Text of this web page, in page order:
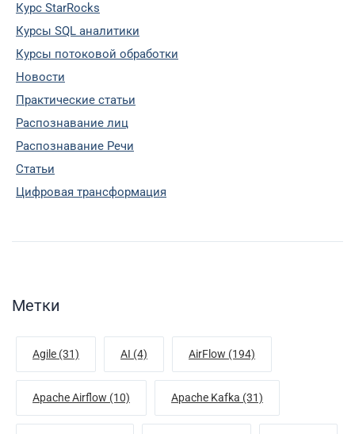
Курс StarRocks
Курсы SQL аналитики
Курсы потоковой обработки
Новости
Практические статьи
Распознавание лиц
Распознавание Речи
Статьи
Цифровая трансформация
Метки
Agile (31) AI (4) AirFlow (194)
Apache Airflow (10) Apache Kafka (31)